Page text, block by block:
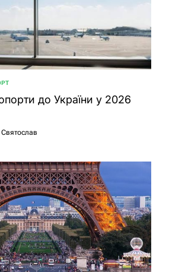
до України у 2026